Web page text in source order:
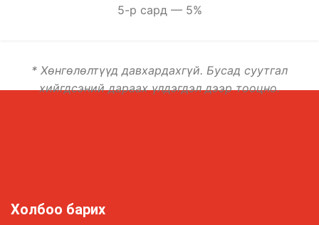
5-р сард — 5%
* Хөнгөлөлтүүд давхардахгүй. Бусад суутгал
хийгдсэний дараах үлдэгдэл дээр тооцно.
Холбоо барих